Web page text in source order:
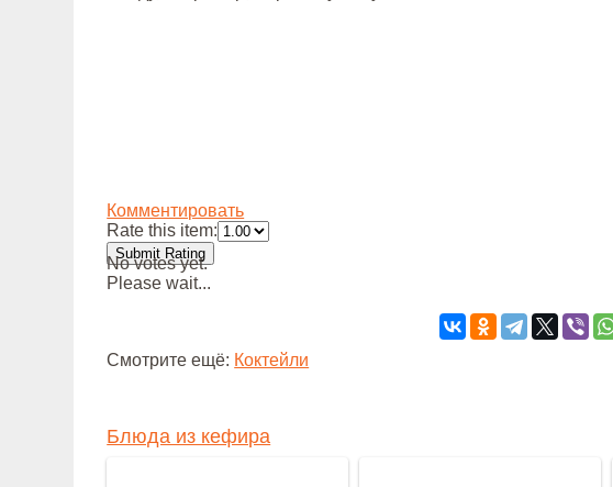
Комментировать
Rate this item:
Submit Rating
No votes yet.
Please wait...
Смотрите ещё: Коктейли
Блюда из кефира